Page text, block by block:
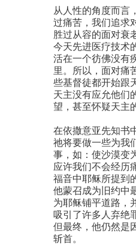
从人性的角度而言
过痛苦，我们追求
胜过从容的面对衰
今天先进医疗技术
活在一个彷佛没有
里。所以，面对痛
些基督徒都开始跟
天主没有应允他们
望，甚至怀疑天主
在依撒意亚先知书
祂将要做一些为我
事，如：使沙漠变
应许我们不会经历
福音中耶稣所提到
他蒙召成为旧约中
为耶稣铺平道路，
吸引了许多人弃绝
但最终，他仍然是
斩首。